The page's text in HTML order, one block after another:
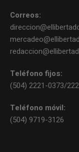
Correos:
Teléfono fijos:
(504) 2221-0373/
Teléfono móvil:
(504) 9719-3126